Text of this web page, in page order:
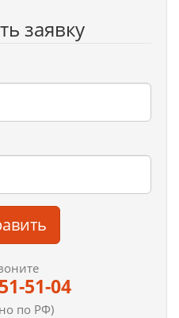
заявку
51-04
по РФ)